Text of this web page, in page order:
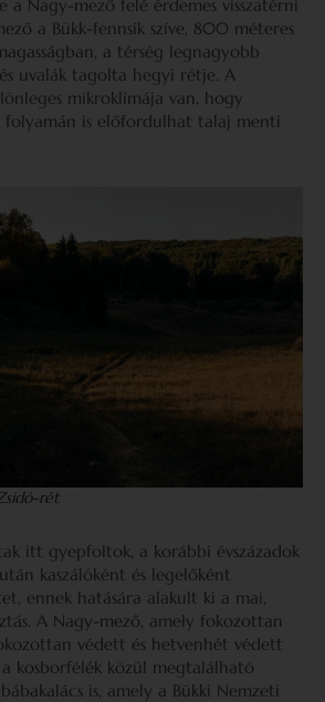
a Nagy-mező felé érdemes visszatérni
a Bükk-fennsík szíve, 800 méteres
a térség legnagyobb
uvalák tagolta hegyi rétje. A
mikroklímája van, hogy
folyamán is előfordulhat talaj menti
rét
itt gyepfoltok, a korábbi évszázadok
kaszálóként és legelőként
ennek hatására alakult ki a mai,
A Nagy-mező, amely fokozottan
védett és hetvenhét védett
kosborfélék közül megtalálható
is, amely a Bükki Nemzeti